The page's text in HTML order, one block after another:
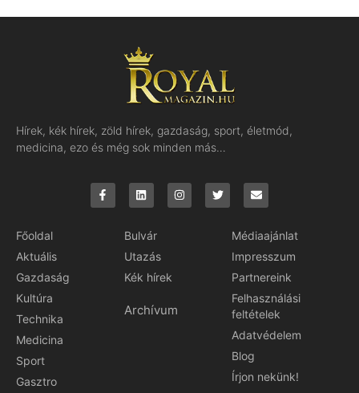
Hírek, kék hírek, zöld hírek, gazdaság, sport, életmód,
medicina, ezo és még sok minden más…
Főoldal
Aktuális
Gazdaság
Kultúra
Technika
Medicina
Sport
Gasztro
Bulvár
Utazás
Kék hírek
Archívum
Médiaajánlat
Impresszum
Partnereink
Felhasználási
feltételek
Adatvédelem
Blog
Írjon nekünk!